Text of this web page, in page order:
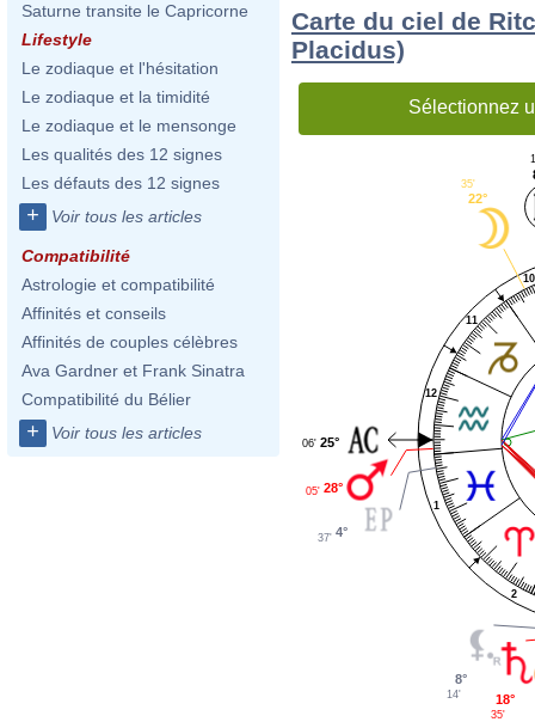
Saturne transite le Capricorne
Lifestyle
Le zodiaque et l'hésitation
Le zodiaque et la timidité
Le zodiaque et le mensonge
Les qualités des 12 signes
Les défauts des 12 signes
+ Voir tous les articles
Compatibilité
Astrologie et compatibilité
Affinités et conseils
Affinités de couples célèbres
Ava Gardner et Frank Sinatra
Compatibilité du Bélier
+ Voir tous les articles
Carte du ciel de
Placidus)
Sélectionnez
1
2
10
11
12
22°
35'
25°
06'
28°
05'
4°
37'
8°
14' 18°
35'